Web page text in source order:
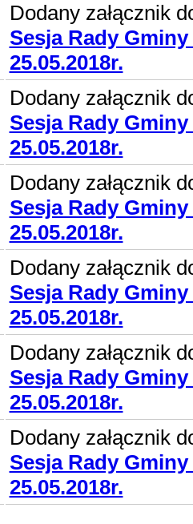
Dodany załącznik
Sesja Rady
25.05.2018r.
Dodany załącznik
Sesja Rady
25.05.2018r.
Dodany załącznik
Sesja Rady
25.05.2018r.
Dodany załącznik
Sesja Rady
25.05.2018r.
Dodany załącznik
Sesja Rady
25.05.2018r.
Dodany załącznik
Sesja Rady
25.05.2018r.